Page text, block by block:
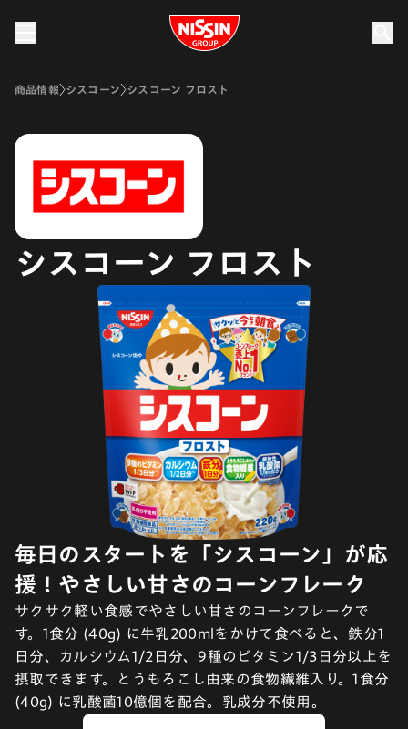
Nissin Group
商品情報 シスコーン シスコーン フロスト
シスコーン フロスト
毎日のスタートを「シスコーン」が応
援！やさしい甘さのコーンフレーク
サクサク軽い食感でやさしい甘さのコーンフレークで
す。1食分 (40g) に牛乳200mlをかけて食べると、鉄分1
日分、カルシウム1/2日分、9種のビタミン1/3日分以上を
摂取できます。とうもろこし由来の食物繊維入り。1食分
(40g) に乳酸菌10億個を配合。乳成分不使用。